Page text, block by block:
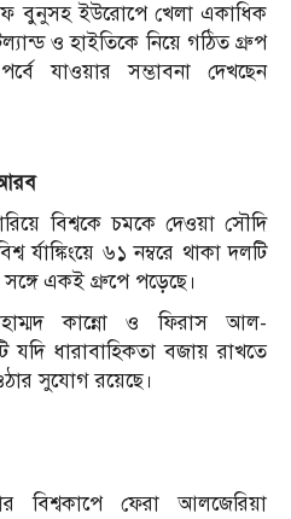
বুনুসহ ইউরোপে খেলা একাধিক
ও হাইতিকে নিয়ে গঠিত গ্রুপ
যাওয়ার সম্ভাবনা দেখছেন
বিশ্বকে চমকে দেওয়া সৌদি
৬১ নম্বরে থাকা দলটি
একই গ্রুপে পড়েছে।
কান্নো ও ফিরাস আল-
যদি ধারাবাহিকতা বজায় রাখতে
সুযোগ রয়েছে।
বিশ্বকাপে ফেরা আলজেরিয়া